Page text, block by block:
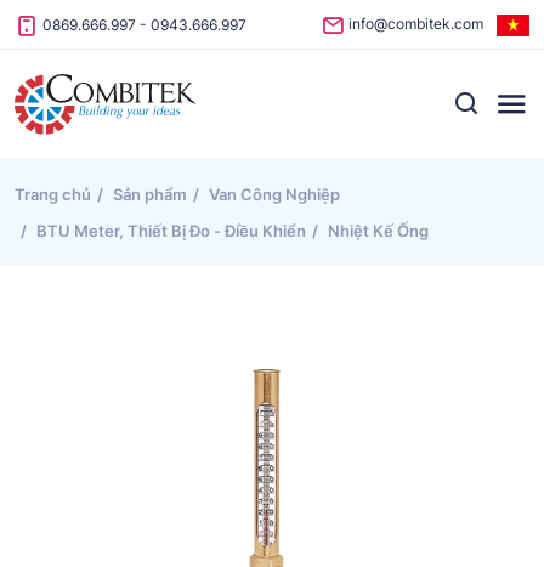
Skip to content
0869.666.997 - 0943.666.997 info@combitek.com
Trang chủ Sản phẩm
Van Công Nghiệp
BTU Meter, Thiết Bị Đo - Điều Khiển
Nhiệt Kế Ống